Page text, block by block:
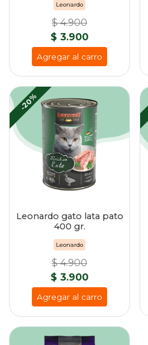
Leonardo
$ 4.900
$ 3.900
Agregar al carro
-20%
Leonardo gato lata pato
400 gr.
Leonardo
$ 4.900
$ 3.900
Agregar al carro